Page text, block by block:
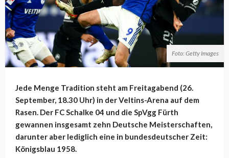
Foto: Getty Images
Jede Menge Tradition steht am Freitagabend (26.
September, 18.30 Uhr) in der Veltins-Arena auf dem
Rasen. Der FC Schalke 04 und die SpVgg Fürth
gewannen insgesamt zehn Deutsche Meisterschaften,
darunter aber lediglich eine in bundesdeutscher Zeit:
Königsblau 1958.